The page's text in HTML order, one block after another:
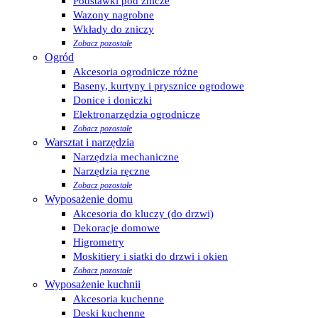
Wazony nagrobne
Wkłady do zniczy
Zobacz pozostałe
Ogród
Akcesoria ogrodnicze różne
Baseny, kurtyny i prysznice ogrodowe
Donice i doniczki
Elektronarzędzia ogrodnicze
Zobacz pozostałe
Warsztat i narzędzia
Narzędzia mechaniczne
Narzędzia ręczne
Zobacz pozostałe
Wyposażenie domu
Akcesoria do kluczy (do drzwi)
Dekoracje domowe
Higrometry
Moskitiery i siatki do drzwi i okien
Zobacz pozostałe
Wyposażenie kuchnii
Akcesoria kuchenne
Deski kuchenne